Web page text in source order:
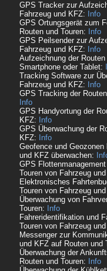
GPS Tracker zur
Fahrzeug und KFZ:
Info
GPS Ortungsgerät zum
Routen und Touren:
Info
GPS Peilsender zur
Fahrzeug und KFZ:
Info
Aufzeichnung der
Smartphone oder Tablet:
Tracking Software zur
Fahrzeug und KFZ:
Info
GPS Tracking der
Info
GPS Handyortung der
KFZ:
Info
GPS Überwachung der
KFZ:
Info
Geofence und
und KFZ überwachen:
GPS
Touren von Fahrzeug
Elektronisches
Touren von Fahrzeug
Überwachung von
Touren:
Info
Fahreridentifikation und
Touren von Fahrzeug
Messenger zur
und KFZ auf Routen und
Überwachung der
Routen und Touren:
Info